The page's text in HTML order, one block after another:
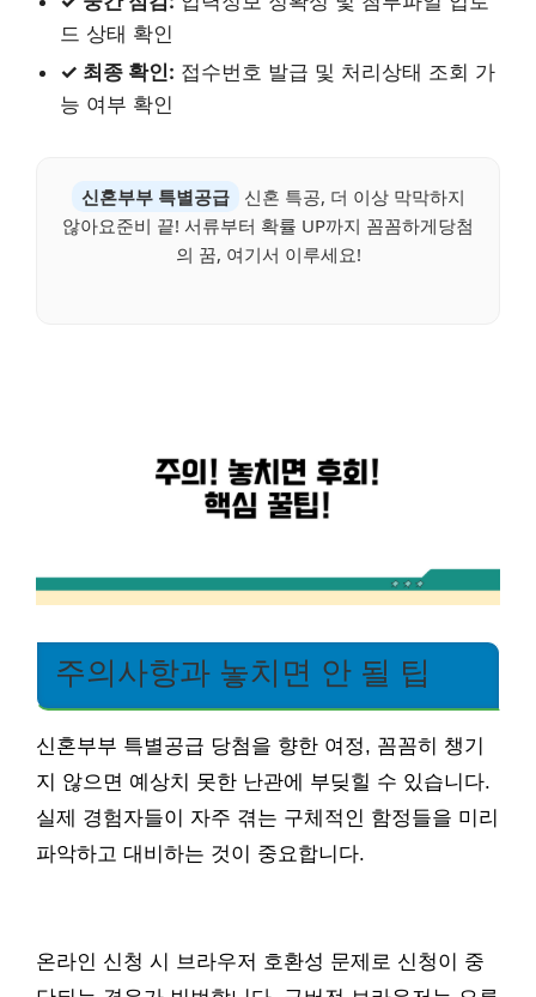
드 상태 확인
✓ 최종 확인: 접수번호 발급 및 처리상태 조회 가
능 여부 확인
신혼부부 특별공급
신혼 특공, 더 이상 막막하지
않아요준비 끝! 서류부터 확률 UP까지 꼼꼼하게당첨
의 꿈, 여기서 이루세요!
주의사항과 놓치면 안 될 팁
신혼부부 특별공급 당첨을 향한 여정, 꼼꼼히 챙기
지 않으면 예상치 못한 난관에 부딪힐 수 있습니다.
실제 경험자들이 자주 겪는 구체적인 함정들을 미리
파악하고 대비하는 것이 중요합니다.
온라인 신청 시 브라우저 호환성 문제로 신청이 중